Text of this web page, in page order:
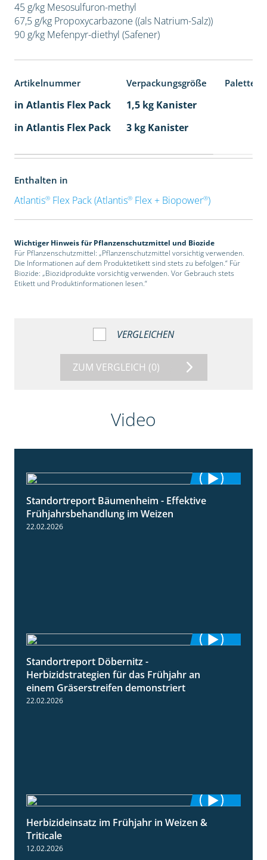
45 g/kg Mesosulfuron-methyl
67,5 g/kg Propoxycarbazone ((als Natrium-Salz))
90 g/kg Mefenpyr-diethyl (Safener)
Artikelnummer Verpackungsgröße
in Atlantis Flex Pack
1,5 kg Kanister
in Atlantis Flex Pack
3 kg Kanister
Enthalten in
Atlantis®Flex Pack (Atlantis®Flex + Biopower®)
Wichtiger Hinweis für Pflanzenschutzmittel und Biozide
Für Pflanzenschutzmittel: „Pflanzenschutzmittel vorsichtig verwenden.
Die Informationen auf dem Produktetikett sind stets zu befolgen.“ Für
Biozide: „Biozidprodukte vorsichtig verwenden. Vor Gebrauch stets
Etikett und Produktinformationen lesen.“
VERGLEICHEN
ZUM VERGLEICH (0)
Video
4:20
Standortreport Bäumenheim - Effektive
Frühjahrsbehandlung im Weizen
22.02.2026
Standortreport Döbernitz -
Herbizidstrategien für das Frühjahr an
einem Gräserstreifen demonstriert
22.02.2026
2:39
Herbizideinsatz im Frühjahr in Weizen &
Triticale
12.02.2026